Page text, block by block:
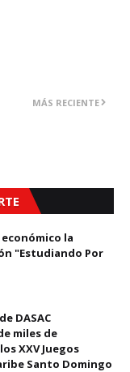
MÁS RECIENTE
la
"Estudiando Por
DASAC
miles de
XXV Juegos
Santo Domingo